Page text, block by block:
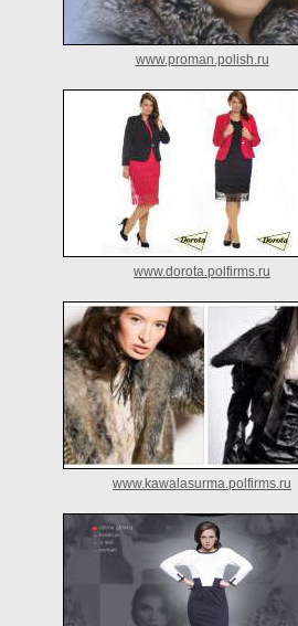
www.proman.polish.ru
www.dorota.polfirms.ru
www.kawalasurma.polfirms.ru